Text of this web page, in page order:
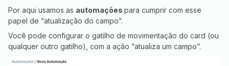
Por aqui usamos as automações para cumprir com esse
papel de “atualização do campo”.
Você pode configurar o gatilho de movimentação do card (ou
qualquer outro gatilho), com a ação “atualiza um campo”.